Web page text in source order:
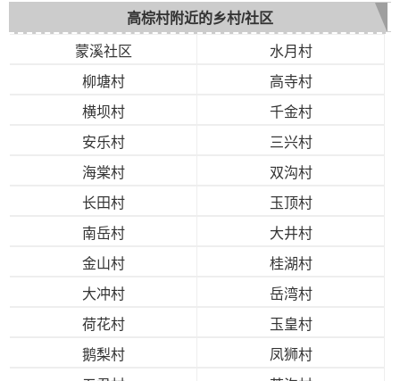
高棕村附近的乡村/社区
蒙溪社区
水月村
柳塘村
高寺村
横坝村
千金村
安乐村
三兴村
海棠村
双沟村
长田村
玉顶村
南岳村
大井村
金山村
桂湖村
大冲村
岳湾村
荷花村
玉皇村
鹅梨村
凤狮村